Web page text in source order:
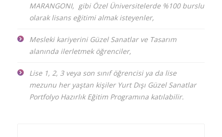
MARANGONI, gibi Özel Üniversitelerde %100 burslu
olarak lisans eğitimi almak isteyenler,
Mesleki kariyerini Güzel Sanatlar ve Tasarım
alanında ilerletmek öğrenciler,
Lise 1, 2, 3 veya son sınıf öğrencisi ya da lise
mezunu her yaştan kişiler Yurt Dışı Güzel Sanatlar
Portfolyo Hazırlık Eğitim Programına katılabilir.